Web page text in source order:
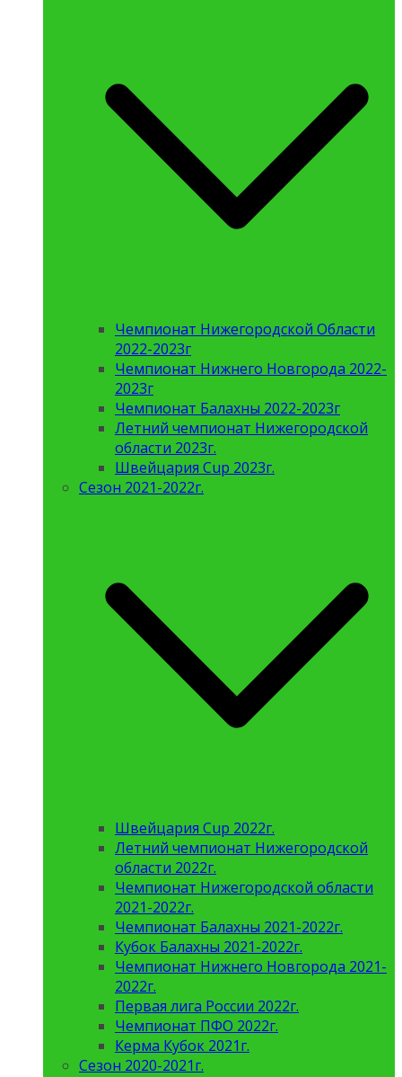
Чемпионат Нижегородской Области
2022-2023г
Чемпионат Нижнего Новгорода 2022-
2023г
Чемпионат Балахны 2022-2023г
Летний чемпионат Нижегородской
области 2023г.
Швейцария Cup 2023г.
Сезон 2021-2022г.
Швейцария Cup 2022г.
Летний чемпионат Нижегородской
области 2022г.
Чемпионат Нижегородской области
2021-2022г.
Чемпионат Балахны 2021-2022г.
Кубок Балахны 2021-2022г.
Чемпионат Нижнего Новгорода 2021-
2022г.
Первая лига России 2022г.
Чемпионат ПФО 2022г.
Керма Кубок 2021г.
Сезон 2020-2021г.